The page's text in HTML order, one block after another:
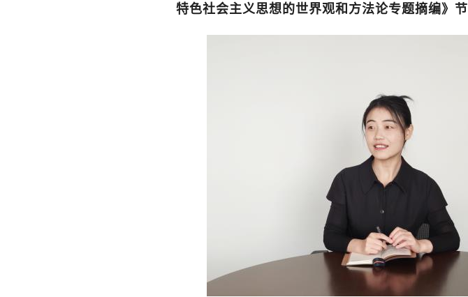
特色社会主义思想的世界观和方法论专题摘编》